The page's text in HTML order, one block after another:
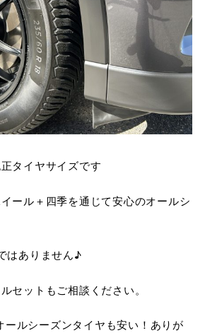
タイヤサイズです
ール＋四季を通じて安心のオールシ
はありません♪
セットもご相談ください。
ールシーズンタイヤも安い！ありが